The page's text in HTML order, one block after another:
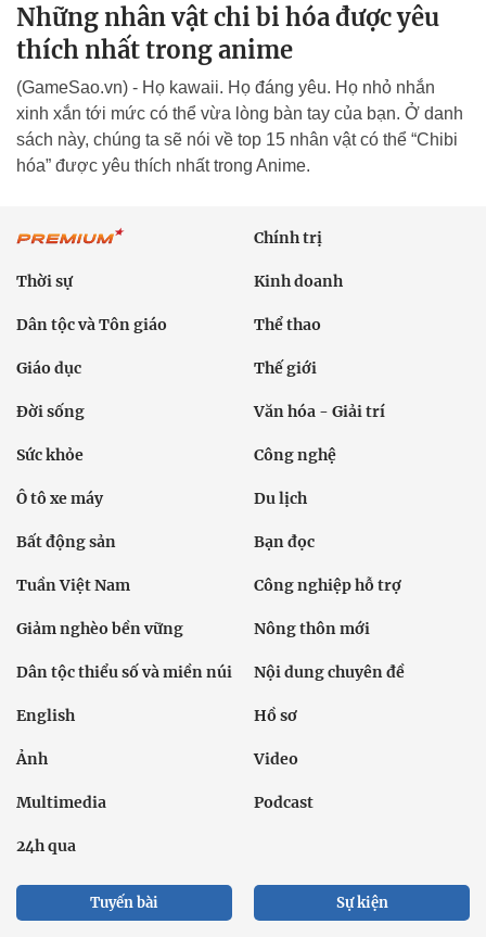
Những nhân vật chi bi hóa được yêu
thích nhất trong anime
(GameSao.vn) - Họ kawaii. Họ đáng yêu. Họ nhỏ nhắn
xinh xắn tới mức có thể vừa lòng bàn tay của bạn. Ở danh
sách này, chúng ta sẽ nói về top 15 nhân vật có thể “Chibi
hóa” được yêu thích nhất trong Anime.
Chính trị
Thời sự Kinh doanh
Dân tộc và Tôn giáo Thể thao
Giáo dục Thế giới
Đời sống Văn hóa - Giải trí
Sức khỏe Công nghệ
Ô tô xe máy Du lịch
Bất động sản Bạn đọc
Tuần Việt Nam Công nghiệp hỗ trợ
Giảm nghèo bền vững Nông thôn mới
Dân tộc thiểu số và miền núi Nội dung chuyên đề
English Hồ sơ
Ảnh Video
Multimedia Podcast
24h qua
Tuyến bài Sự kiện